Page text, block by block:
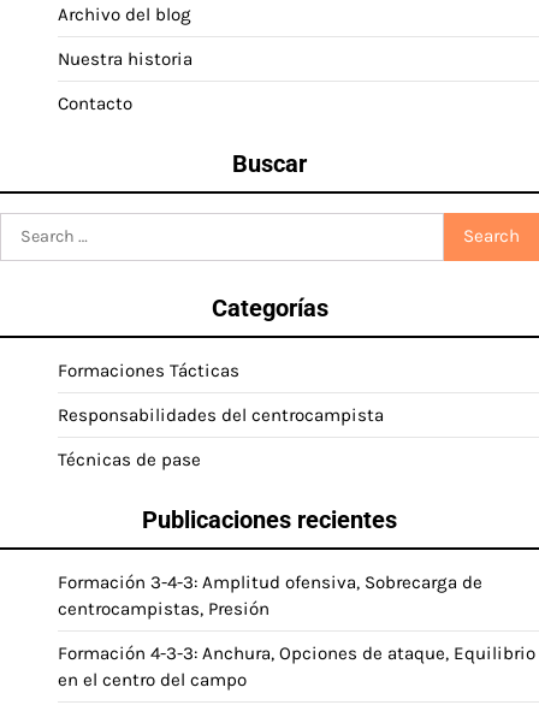
Archivo del blog
Nuestra historia
Contacto
Buscar
Categorías
Formaciones Tácticas
Responsabilidades del centrocampista
Técnicas de pase
Publicaciones recientes
Formación 3-4-3: Amplitud ofensiva, Sobrecarga de
centrocampistas, Presión
Formación 4-3-3: Anchura, Opciones de ataque, Equilibrio
en el centro del campo